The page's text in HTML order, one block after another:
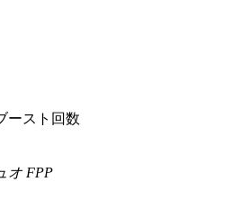
ースト回数
オ FPP